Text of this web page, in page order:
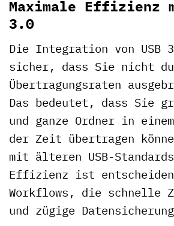
Maximale Effizienz
3.0
Die Integration von
sicher, dass Sie nicht
Übertragungsraten
Das bedeutet, dass Sie
und ganze Ordner in
der Zeit übertragen
mit älteren USB-
Effizienz ist
Workflows, die schnelle
und zügige